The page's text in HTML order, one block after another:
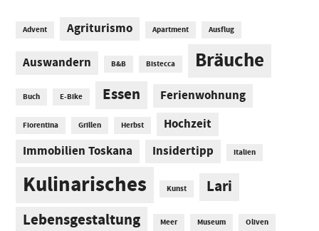
Advent Agriturismo Apartment Ausflug
Auswandern B&B Bistecca Bräuche
Buch E-Bike Essen Ferienwohnung
Fiorentina Grillen Herbst
Hochzeit
Immobilien Toskana
Insidertipp Italien
Kulinarisches Kunst
Lari
Lebensgestaltung
Meer Museum Oliven